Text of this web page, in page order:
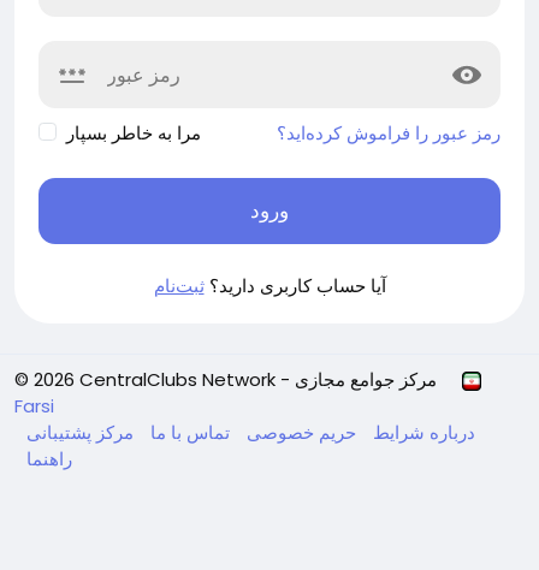
مرا به خاطر بسپار رمز عبور را فراموش کرده‌اید؟
ورود
آیا حساب کاربری دارید؟ثبت‌نام
© 2026 CentralClubs Network - مرکز جوامع مجازی
Farsi
درباره شرایط حریم خصوصی تماس با ما
مرکز پشتیبانی
راهنما